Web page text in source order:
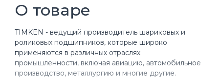
О товаре
TIMKEN - ведущий производитель шариковых и
роликовых подшипников, которые широко
применяются в различных отраслях
промышленности, включая авиацию, автомобильное
производство, металлургию и многие другие.